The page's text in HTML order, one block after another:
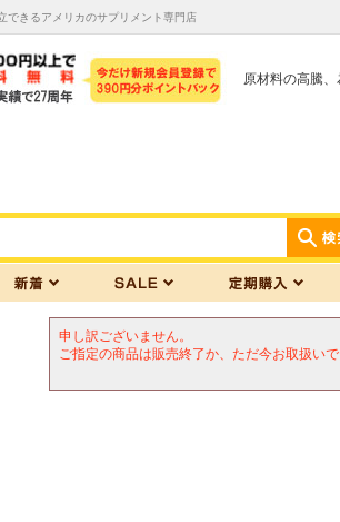
できるアメリカのサプリメント専門店
原材料の高騰
申し訳ございません。
ご指定の商品は販売終了か、ただ今お取扱いで